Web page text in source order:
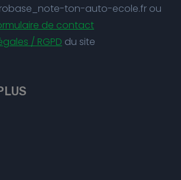
ton-auto-ecole.fr ou
de contact
/ RGPD du site